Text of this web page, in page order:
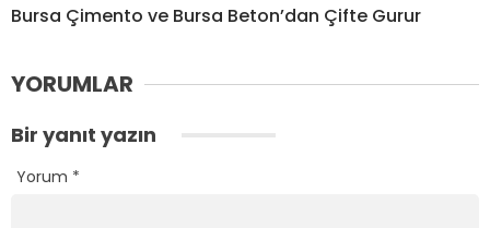
Bursa Çimento ve Bursa Beton’dan Çifte Gurur
YORUMLAR
Bir yanıt yazın
Yorum *